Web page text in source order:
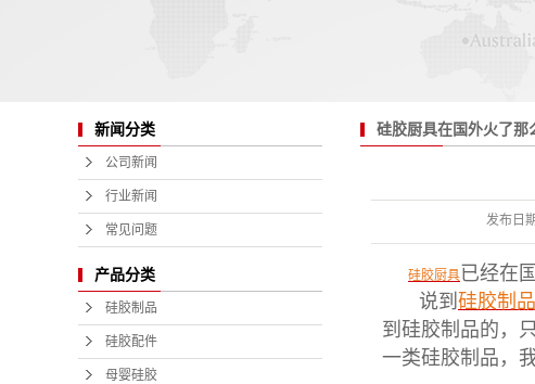
新闻分类
公司新闻
行业新闻
常见问题
产品分类
硅胶制品
硅胶配件
母婴硅胶
硅胶厨具在国外火了那
发布日期
硅胶厨具已经在
说到 硅胶制品
到硅胶制品的，
一类硅胶制品，